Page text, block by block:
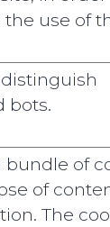
use of
bots.
bundle of
of
The